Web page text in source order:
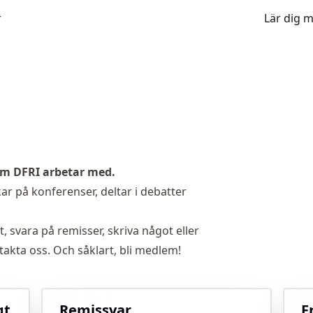
Lär dig
DFRI arbetar med.
på konferenser, deltar i debatter
svara på remisser, skriva något eller
oss. Och såklart, bli medlem!